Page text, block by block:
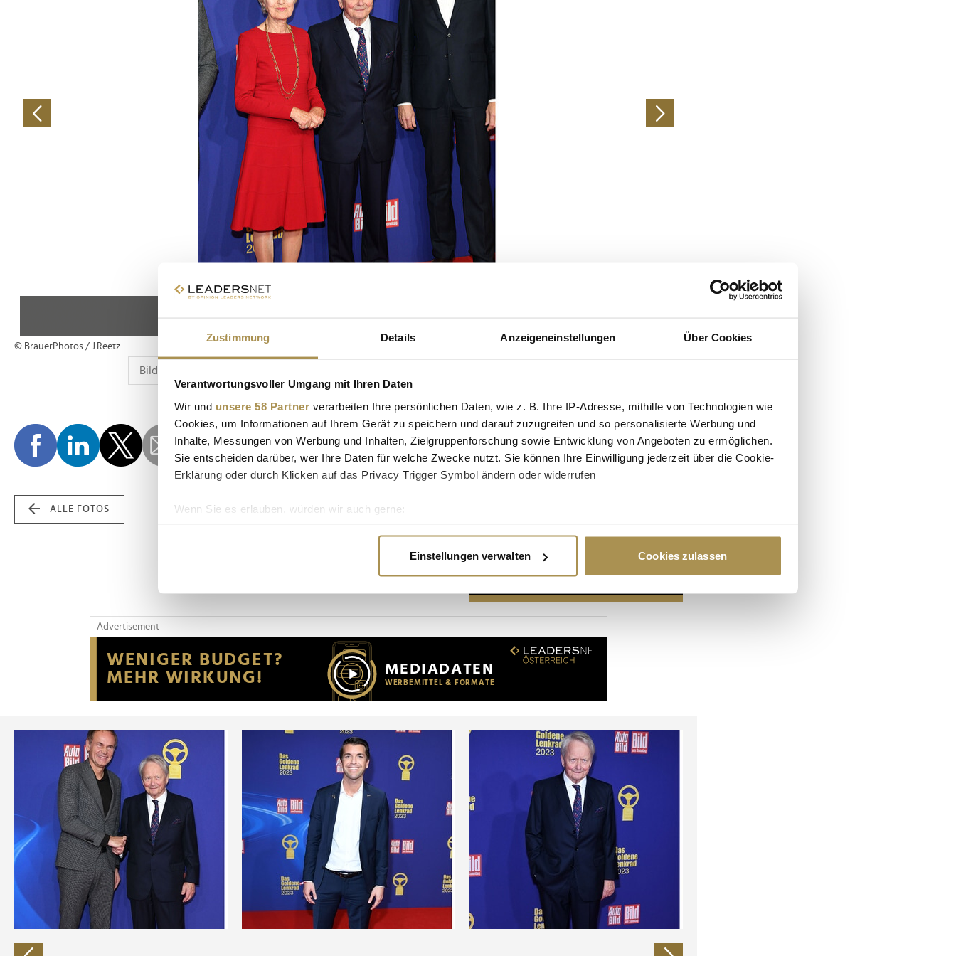
Zustimmung Details Anzeigeneinstellungen Über Cookies
Verantwortungsvoller Umgang mit Ihren Daten
Wir und unsere 58 Partner verarbeiten Ihre persönlichen Daten, wie z. B. Ihre IP-Adresse, mithilfe von Technologien wie
Cookies, um Informationen auf Ihrem Gerät zu speichern und darauf zuzugreifen und so personalisierte Werbung und
Inhalte, Messungen von Werbung und Inhalten, Zielgruppenforschung sowie Entwicklung von Angeboten zu ermöglichen.
Sie entscheiden darüber, wer Ihre Daten für welche Zwecke nutzt. Sie können Ihre Einwilligung jederzeit über die Cookie-
Erklärung oder durch Klicken auf das Privacy Trigger Symbol ändern oder widerrufen
Wenn Sie es erlauben, würden wir auch gerne:
Erfahren Sie mehr darüber, wie Ihre persönlichen Daten verarbeitet werden, und legen Sie Ihre Präferenzen im
Wir verwenden Cookies, um Inhalte und Anzeigen zu personalisieren, Funktionen für soziale Medien anbieten zu können
Website an unsere Partner für soziale Medien, Werbung und Analysen weiter. Unsere Partner führen diese Informationen
möglicherweise mit weiteren Daten zusammen, die Sie ihnen bereitgestellt haben oder die sie im Rahmen Ihrer Nutzung
der Dienste gesammelt haben.
Einstellungen verwalten Cookies zulassen
© BrauerPhotos / J.Reetz
ALLE FOTOS
Advertisement
Advertisement